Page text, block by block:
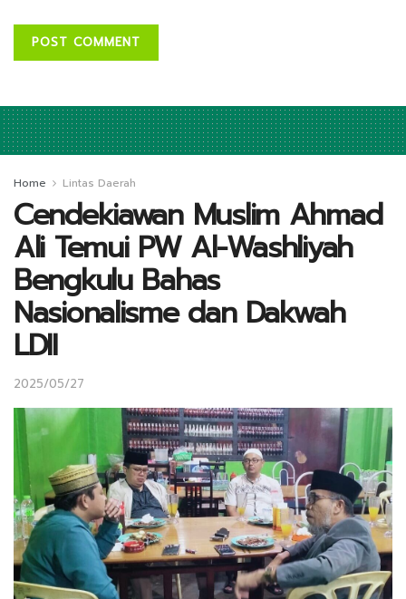
Home Lintas Daerah
Cendekiawan Muslim Ahmad
Ali Temui PW Al-Washliyah
Bengkulu Bahas
Nasionalisme dan Dakwah
LDII
2025/05/27